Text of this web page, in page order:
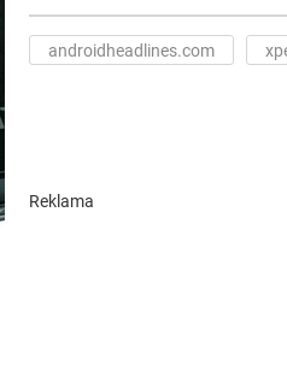
androidheadlines.com
Reklama